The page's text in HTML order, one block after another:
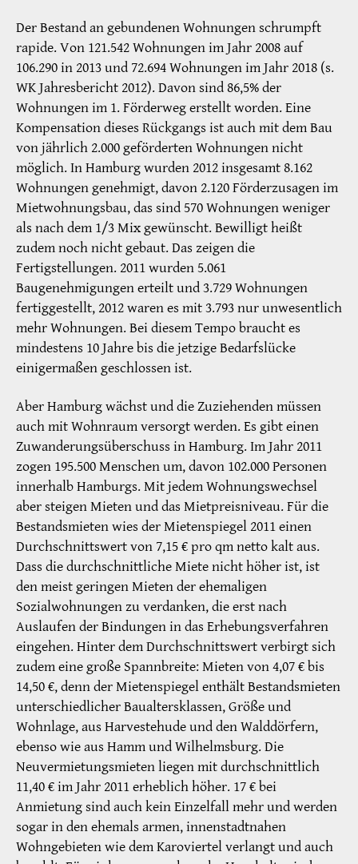
Der Bestand an gebundenen Wohnungen schrumpft
rapide. Von 121.542 Wohnungen im Jahr 2008 auf
106.290 in 2013 und 72.694 Wohnungen im Jahr 2018 (s.
WK Jahresbericht 2012). Davon sind 86,5% der
Wohnungen im 1. Förderweg erstellt worden. Eine
Kompensation dieses Rückgangs ist auch mit dem Bau
von jährlich 2.000 geförderten Wohnungen nicht
möglich. In Hamburg wurden 2012 insgesamt 8.162
Wohnungen genehmigt, davon 2.120 Förderzusagen im
Mietwohnungsbau, das sind 570 Wohnungen weniger
als nach dem 1/3 Mix gewünscht. Bewilligt heißt
zudem noch nicht gebaut. Das zeigen die
Fertigstellungen. 2011 wurden 5.061
Baugenehmigungen erteilt und 3.729 Wohnungen
fertiggestellt, 2012 waren es mit 3.793 nur unwesentlich
mehr Wohnungen. Bei diesem Tempo braucht es
mindestens 10 Jahre bis die jetzige Bedarfslücke
einigermaßen geschlossen ist.
Aber Hamburg wächst und die Zuziehenden müssen
auch mit Wohnraum versorgt werden. Es gibt einen
Zuwanderungsüberschuss in Hamburg. Im Jahr 2011
zogen 195.500 Menschen um, davon 102.000 Personen
innerhalb Hamburgs. Mit jedem Wohnungswechsel
aber steigen Mieten und das Mietpreisniveau. Für die
Bestandsmieten wies der Mietenspiegel 2011 einen
Durchschnittswert von 7,15 € pro qm netto kalt aus.
Dass die durchschnittliche Miete nicht höher ist, ist
den meist geringen Mieten der ehemaligen
Sozialwohnungen zu verdanken, die erst nach
Auslaufen der Bindungen in das Erhebungsverfahren
eingehen. Hinter dem Durchschnittswert verbirgt sich
zudem eine große Spannbreite: Mieten von 4,07 € bis
14,50 €, denn der Mietenspiegel enthält Bestandsmieten
unterschiedlicher Baualtersklassen, Größe und
Wohnlage, aus Harvestehude und den Walddörfern,
ebenso wie aus Hamm und Wilhelmsburg. Die
Neuvermietungsmieten liegen mit durchschnittlich
11,40 € im Jahr 2011 erheblich höher. 17 € bei
Anmietung sind auch kein Einzelfall mehr und werden
sogar in den ehemals armen, innenstadtnahen
Wohngebieten wie dem Karoviertel verlangt und auch